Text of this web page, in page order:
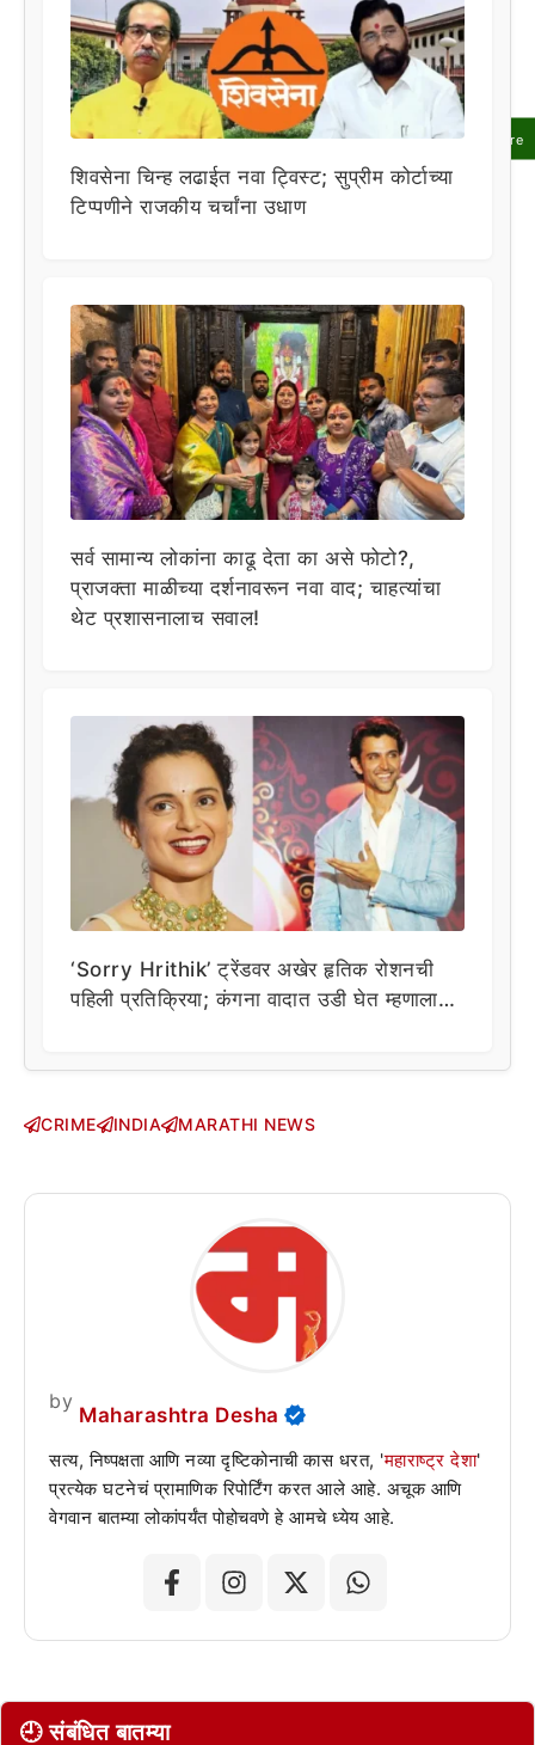
Share
शिवसेना चिन्ह लढाईत नवा ट्विस्ट; सुप्रीम कोर्टाच्या
टिप्पणीने राजकीय चर्चांना उधाण
सर्व सामान्य लोकांना काढू देता का असे फोटो?,
प्राजक्ता माळीच्या दर्शनावरून नवा वाद; चाहत्यांचा
थेट प्रशासनालाच सवाल!
‘Sorry Hrithik’ ट्रेंडवर अखेर हृतिक रोशनची
पहिली प्रतिक्रिया; कंगना वादात उडी घेत म्हणाला…
CRIME INDIA MARATHI NEWS
by
Maharashtra Desha
सत्य, निष्पक्षता आणि नव्या दृष्टिकोनाची कास धरत, 'महाराष्ट्र देशा'
प्रत्येक घटनेचं प्रामाणिक रिपोर्टिंग करत आले आहे. अचूक आणि
वेगवान बातम्या लोकांपर्यंत पोहोचवणे हे आमचे ध्येय आहे.
🕘 संबंधित बातम्या